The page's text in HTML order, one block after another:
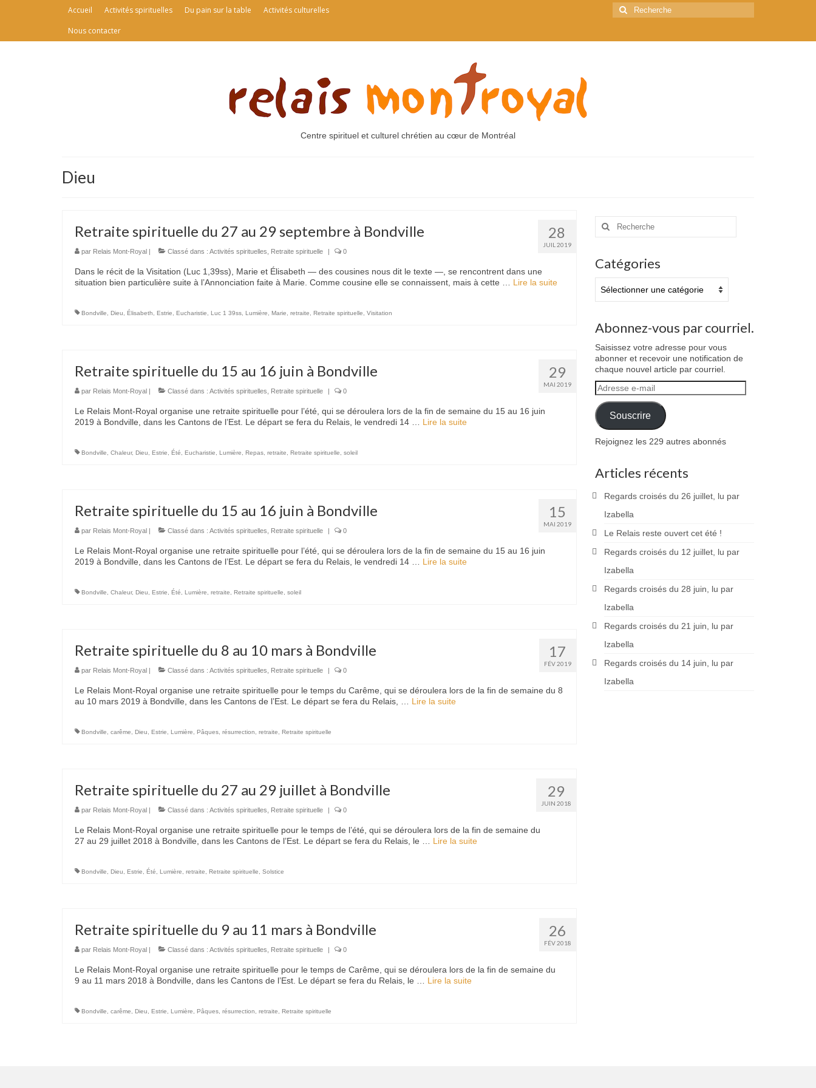
Accueil Activités spirituelles Du pain sur la table
Activités culturelles
Nous contacter
Rechercher
:
Centre spirituel et culturel chrétien au cœur de Montréal
Dieu
28
JUIL 2019
Retraite spirituelle du 27 au 29 septembre à Bondville
par Relais Mont-Royal | Classé dans : Activités spirituelles Retraite spirituelle | 0
Dans le récit de la Visitation (Luc 1,39ss), Marie et Élisabeth — des cousines nous dit le texte —, se rencontrent dans une
situation bien particulière suite à l’Annonciation faite à Marie. Comme cousine elle se connaissent, mais à cette … Lire la suite­­
Bondville Dieu Élisabeth Estrie Eucharistie Luc 1 39ss Lumière Marie retraite Retraite spirituelle Visitation
29
MAI 2019
Retraite spirituelle du 15 au 16 juin à Bondville
par Relais Mont-Royal | Classé dans : Activités spirituelles Retraite spirituelle | 0
Le Relais Mont-Royal organise une retraite spirituelle pour l’été, qui se déroulera lors de la fin de semaine du 15 au 16 juin
2019 à Bondville, dans les Cantons de l’Est. Le départ se fera du Relais, le vendredi 14 … Lire la suite­­
Bondville Chaleur, Dieu Estrie Été Eucharistie Lumière Repas retraite Retraite spirituelle soleil
15
MAI 2019
Retraite spirituelle du 15 au 16 juin à Bondville
par Relais Mont-Royal | Classé dans : Activités spirituelles Retraite spirituelle | 0
Le Relais Mont-Royal organise une retraite spirituelle pour l’été, qui se déroulera lors de la fin de semaine du 15 au 16 juin
2019 à Bondville, dans les Cantons de l’Est. Le départ se fera du Relais, le vendredi 14 … Lire la suite­­
Bondville Chaleur, Dieu Estrie Été Lumière retraite Retraite spirituelle soleil
17
FÉV 2019
Retraite spirituelle du 8 au 10 mars à Bondville
par Relais Mont-Royal | Classé dans : Activités spirituelles Retraite spirituelle | 0
Le Relais Mont-Royal organise une retraite spirituelle pour le temps du Carême, qui se déroulera lors de la fin de semaine du 8
au 10 mars 2019 à Bondville, dans les Cantons de l’Est. Le départ se fera du Relais, … Lire la suite­­
Bondville carême Dieu Estrie Lumière Pâques résurrection retraite Retraite spirituelle
29
JUIN 2018
Retraite spirituelle du 27 au 29 juillet à Bondville
par Relais Mont-Royal | Classé dans : Activités spirituelles Retraite spirituelle | 0
Le Relais Mont-Royal organise une retraite spirituelle pour le temps de l’été, qui se déroulera lors de la fin de semaine du
27 au 29 juillet 2018 à Bondville, dans les Cantons de l’Est. Le départ se fera du Relais, le … Lire la suite­­
Bondville Dieu Estrie Été Lumière retraite Retraite spirituelle Solstice
26
FÉV 2018
Retraite spirituelle du 9 au 11 mars à Bondville
par Relais Mont-Royal | Classé dans : Activités spirituelles Retraite spirituelle | 0
Le Relais Mont-Royal organise une retraite spirituelle pour le temps de Carême, qui se déroulera lors de la fin de semaine du
9 au 11 mars 2018 à Bondville, dans les Cantons de l’Est. Le départ se fera du Relais, le … Lire la suite­­
Bondville carême Dieu Estrie Lumière Pâques résurrection retraite Retraite spirituelle
Rechercher
Catégories
Abonnez-vous par courriel.
Saisissez votre adresse pour vous
abonner et recevoir une notification de
chaque nouvel article par courriel.
Adresse
e-
mail
Souscrire
Rejoignez les 229 autres abonnés
Articles récents
Regards croisés du 26 juillet, lu par
Izabella
Le Relais reste ouvert cet été !
Regards croisés du 12 juillet, lu par
Izabella
Regards croisés du 28 juin, lu par
Izabella
Regards croisés du 21 juin, lu par
Izabella
Regards croisés du 14 juin, lu par
Izabella